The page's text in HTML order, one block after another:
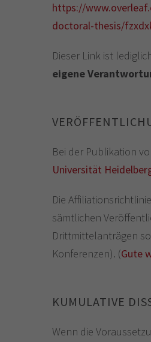
https://
doctoral-thesis/
Dieser Link ist
eigene
Bei der Publikation
Universität
Die
sämtlichen
Drittmittelanträgen
Konferenzen). (Gute
KUMULATIVE
Wenn die